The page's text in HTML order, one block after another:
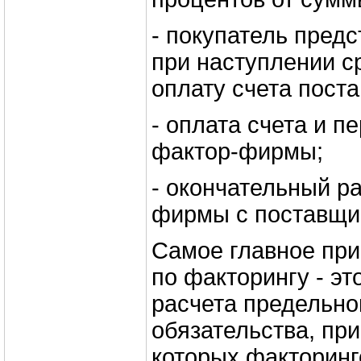
- покупатель
при наступлении
оплату счета
- оплата счета и
фактор-фирмы;
- окончательный
фирмы с
Самое главное
по факторингу -
расчета
обязательства,